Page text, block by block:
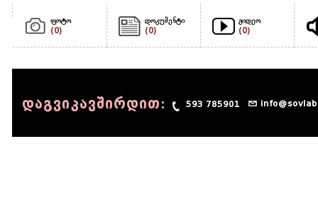
ფოტო
(0)
დოკუმენტი
(0)
ვიდეო
(0)
დაგვიკავშირდით: 593 785901